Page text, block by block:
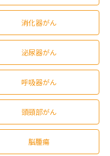
消化器がん
泌尿器がん
呼吸器がん
頭頸部がん
脳腫瘍